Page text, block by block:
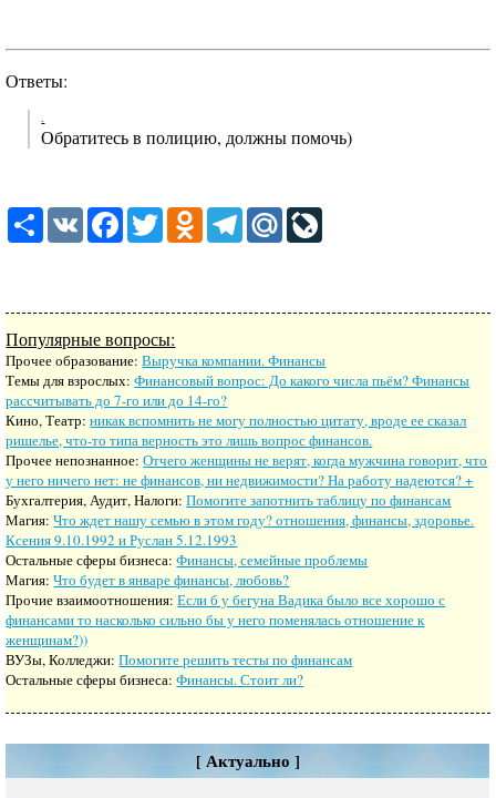
Ответы:
Обратитесь в полицию, должны помочь)
ShareVK FacebookTwitterOdnoklassniki
TelegramMail.Ru
Популярные вопросы:
Прочее образование:Выручка компании. Финансы
Темы для взрослых:Финансовый вопрос: До какого числа пьём? Финансы
рассчитывать до 7-го или до 14-го?
Кино, Театр:никак вспомнить не могу полностью цитату, вроде ее сказал
ришелье, что-то типа верность это лишь вопрос финансов.
Прочее непознанное:Отчего женщины не верят, когда мужчина говорит, что
у него ничего нет: не финансов, ни недвижимости? На работу надеются? +
Бухгалтерия, Аудит, Налоги:Помогите запотнить таблицу по финансам
Магия:Что ждет нашу семью в этом году? отношения, финансы, здоровье.
Ксения 9.10.1992 и Руслан 5.12.1993
Остальные сферы бизнеса:Финансы, семейные проблемы
Магия:Что будет в январе финансы, любовь?
Прочие взаимоотношения:Если б у бегуна Вадика было все хорошо с
финансами то насколько сильно бы у него поменялась отношение к
женщинам?))
ВУЗы, Колледжи:Помогите решить тесты по финансам
Остальные сферы бизнеса:Финансы. Стоит ли?
[ Актуально ]